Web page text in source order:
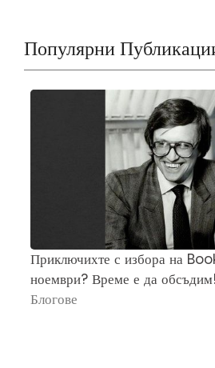
Популярни
Приключихте с избора на
ноември? Време е да обсъдим!
Блогове